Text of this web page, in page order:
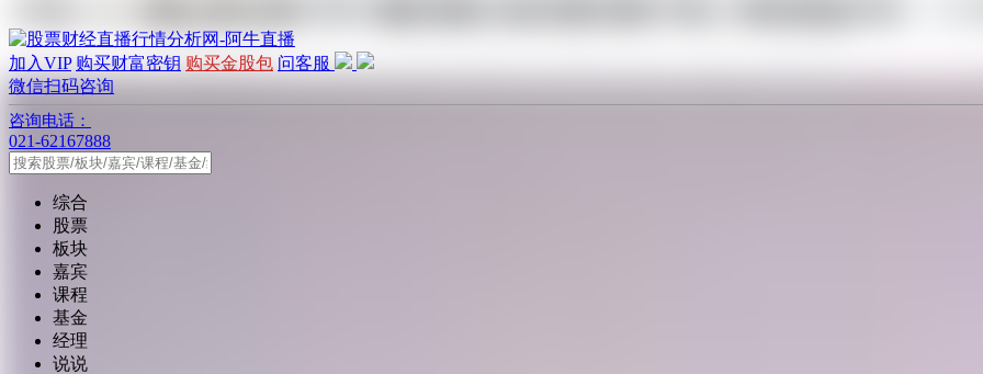
加入VIP 购买财富密钥 购买金股包 问客服
微信扫码咨询
咨询电话：
021-62167888
综合
股票
板块
嘉宾
课程
基金
经理
说说